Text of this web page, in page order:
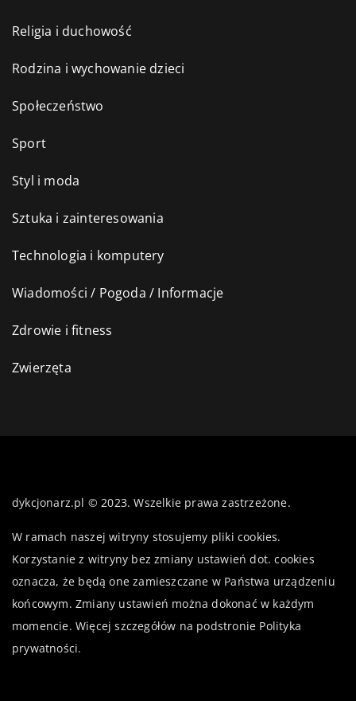
Religia i duchowość
Rodzina i wychowanie dzieci
Społeczeństwo
Sport
Styl i moda
Sztuka i zainteresowania
Technologia i komputery
Wiadomości / Pogoda / Informacje
Zdrowie i fitness
Zwierzęta
dykcjonarz.pl © 2023. Wszelkie prawa zastrzeżone.
W ramach naszej witryny stosujemy pliki cookies.
Korzystanie z witryny bez zmiany ustawień dot. cookies
oznacza, że będą one zamieszczane w Państwa urządzeniu
końcowym. Zmiany ustawień można dokonać w każdym
momencie. Więcej szczegółów na podstronie Polityka
prywatności.